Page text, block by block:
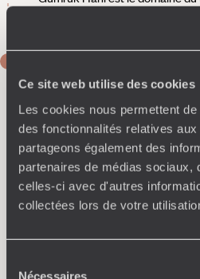
Ce site web utilise des cookies
Les cookies nous permettent
des fonctionnalités relatives
partageons également des
partenaires de médias sociaux,
celles-ci avec d'autres
collectées lors de votre
Nécessaires
Sanliurfa
Au programme - Les plus
nord-est de Sanliurfa,Göbekli
archéologique majeur. Datant
ensemble monumental, que
sculptés en forme de T, est un
sociales, mentales et
domestication et à la vie
mais c’est un lieu-source. On
chalcolithiques, assyriennes,